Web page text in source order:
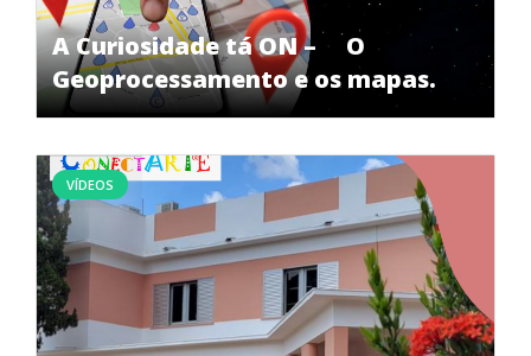
A Curiosidade tá ON – O
Geoprocessamento e os mapas.
VÍDEOS